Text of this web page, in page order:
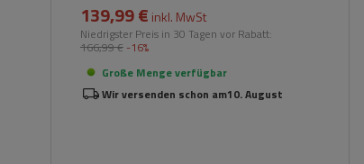
139,99 € inkl. MwSt
Niedrigster Preis in 30 Tagen vor Rabatt:
166,99 € -16%
Große Menge verfügbar
Wir versenden schon am10. August